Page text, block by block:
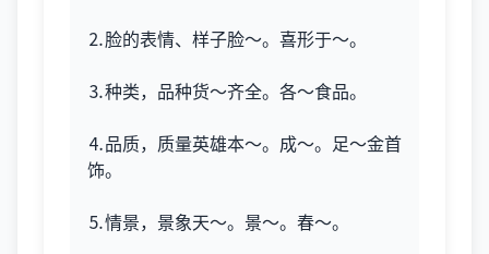
⒉脸的表情、样子脸～。喜形于～。
⒊种类，品种货～齐全。各～食品。
⒋品质，质量英雄本～。成～。足～金首
饰。
⒌情景，景象天～。景～。春～。